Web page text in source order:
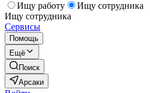
Ищу работу
Ищу сотрудника
Ищу сотрудника
Сервисы
Помощь
Ещё
Поиск
Арсаки